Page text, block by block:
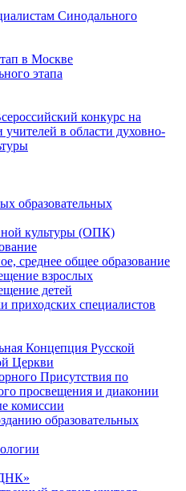
Синодального
в Москве
этапа
конкурс на
учителей в области духовно-
образовательных
культуры (ОПК)
среднее общее образование
взрослых
детей
приходских специалистов
Концепция Русской
Церкви
Присутствия по
просвещения и диаконии
комиссии
образовательных